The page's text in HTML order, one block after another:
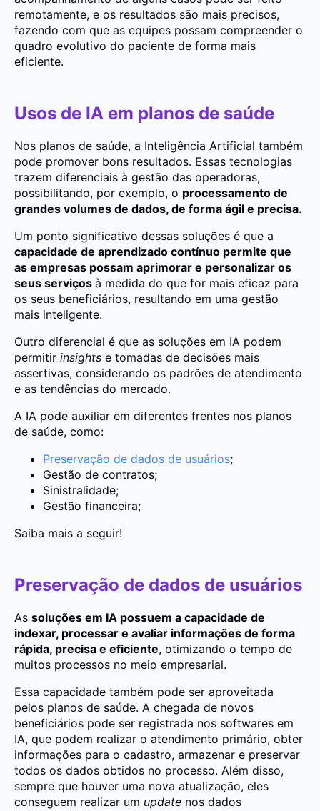
remotamente, e os resultados são mais precisos,
fazendo com que as equipes possam compreender o
quadro evolutivo do paciente de forma mais
eficiente.
Usos de IA em planos de saúde
Nos planos de saúde, a Inteligência Artificial também
pode promover bons resultados. Essas tecnologias
trazem diferenciais à gestão das operadoras,
possibilitando, por exemplo, o processamento de
grandes volumes de dados, de forma ágil e precisa.
Um ponto significativo dessas soluções é que a
capacidade de aprendizado contínuo permite que
as empresas possam aprimorar e personalizar os
seus serviços à medida do que for mais eficaz para
os seus beneficiários, resultando em uma gestão
mais inteligente.
Outro diferencial é que as soluções em IA podem
permitir insights e tomadas de decisões mais
assertivas, considerando os padrões de atendimento
e as tendências do mercado.
A IA pode auxiliar em diferentes frentes nos planos
de saúde, como:
Preservação de dados de usuários;
Gestão de contratos;
Sinistralidade;
Gestão financeira;
Saiba mais a seguir!
Preservação de dados de usuários
As soluções em IA possuem a capacidade de
indexar, processar e avaliar informações de forma
rápida, precisa e eficiente, otimizando o tempo de
muitos processos no meio empresarial.
Essa capacidade também pode ser aproveitada
pelos planos de saúde. A chegada de novos
beneficiários pode ser registrada nos softwares em
IA, que podem realizar o atendimento primário, obter
informações para o cadastro, armazenar e preservar
todos os dados obtidos no processo. Além disso,
sempre que houver uma nova atualização, eles
conseguem realizar um update nos dados